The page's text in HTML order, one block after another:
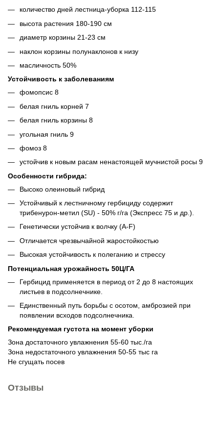
количество дней лестница-уборка 112-115
высота растения 180-190 см
диаметр корзины 21-23 см
наклон корзины полунаклонов к низу
масличность 50%
Устойчивость к заболеваниям
фомопсис 8
белая гниль корней 7
белая гниль корзины 8
угольная гниль 9
фомоз 8
устойчив к новым расам ненастоящей мучнистой росы 9
Особенности гибрида:
Высоко олеиновый гибрид
Устойчивый к лестничному гербициду содержит
трибенурон-метил (SU) - 50% г/га (Экспресс 75 и др.).
Генетически устойчив к волчку (А-F)
Отличается чрезвычайной жаростойкостью
Высокая устойчивость к полеганию и стрессу
Потенциальная урожайность 50Ц/ГА
Гербицид применяется в период от 2 до 8 настоящих
листьев в подсолнечнике.
Единственный путь борьбы с осотом, амброзией при
появлении всходов подсолнечника.
Рекомендуемая густота на момент уборки
Зона достаточного увлажнения 55-60 тыс./га
Зона недостаточного увлажнения 50-55 тыс га
Не сгущать посев
Отзывы